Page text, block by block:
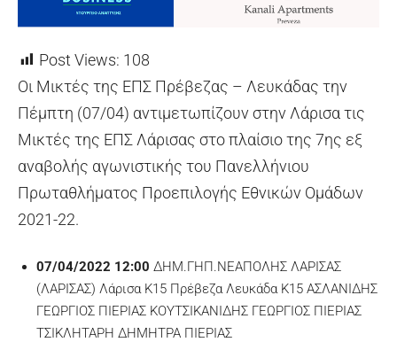
Post Views: 108
Οι Μικτές της ΕΠΣ Πρέβεζας – Λευκάδας την
Πέμπτη (07/04) αντιμετωπίζουν στην Λάρισα τις
Μικτές της ΕΠΣ Λάρισας στο πλαίσιο της 7ης εξ
αναβολής αγωνιστικής του Πανελλήνιου
Πρωταθλήματος Προεπιλογής Εθνικών Ομάδων
2021-22.
07/04/2022 12:00 ΔΗΜ.ΓΗΠ.ΝΕΑΠΟΛΗΣ ΛΑΡΙΣΑΣ
(ΛΑΡΙΣΑΣ) Λάρισα Κ15 Πρέβεζα Λευκάδα Κ15 ΑΣΛΑΝΙΔΗΣ
ΓΕΩΡΓΙΟΣ ΠΙΕΡΙΑΣ ΚΟΥΤΣΙΚΑΝΙΔΗΣ ΓΕΩΡΓΙΟΣ ΠΙΕΡΙΑΣ
ΤΣΙΚΛΗΤΑΡΗ ΔΗΜΗΤΡΑ ΠΙΕΡΙΑΣ